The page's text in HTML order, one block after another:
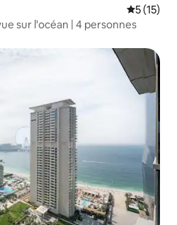
5 (15)
sur l'océan | 4 personnes